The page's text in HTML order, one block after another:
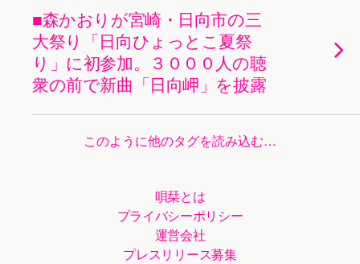
■森かおりが宮崎・日向市の三
大祭り「日向ひょっとこ夏祭
り」に初参加。３０００人の聴
衆の前で新曲「日向岬」を披露
このように他のタグを読み込む…
唄栞とは
プライバシーポリシー
運営会社
プレスリリース募集